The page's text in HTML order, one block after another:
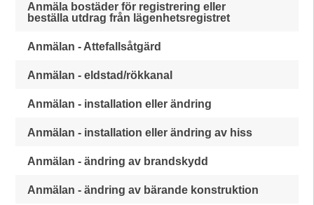
Anmäla bostäder för registrering eller
beställa utdrag från lägenhetsregistret
Anmälan - Attefallsåtgärd
Anmälan - eldstad/rökkanal
Anmälan - installation eller ändring
Anmälan - installation eller ändring av hiss
Anmälan - ändring av brandskydd
Anmälan - ändring av bärande konstruktion